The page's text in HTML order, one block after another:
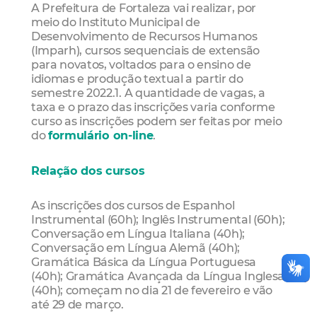
A Prefeitura de Fortaleza vai realizar, por
meio do Instituto Municipal de
Desenvolvimento de Recursos Humanos
(Imparh), cursos sequenciais de extensão
para novatos, voltados para o ensino de
idiomas e produção textual a partir do
semestre 2022.1. A quantidade de vagas, a
taxa e o prazo das inscrições varia conforme
curso as inscrições podem ser feitas por meio
doformulário on-line.
Relação dos cursos
As inscrições dos cursos de Espanhol
Instrumental (60h); Inglês Instrumental (60h);
Conversação em Língua Italiana (40h);
Conversação em Língua Alemã (40h);
Gramática Básica da Língua Portuguesa
(40h); Gramática Avançada da Língua Inglesa
(40h); começam no dia 21 de fevereiro e vão
até 29 de março.